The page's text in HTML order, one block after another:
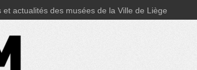
et actualités des musées de la Ville de Liège